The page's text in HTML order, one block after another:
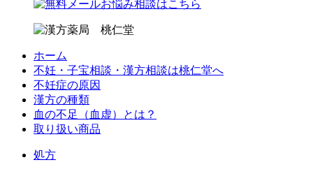
ホーム
不妊・子宝相談・漢方相談は桃仁堂へ
不妊症の原因
漢方の種類
血の不足（血虚）とは？
取り扱い商品
処方